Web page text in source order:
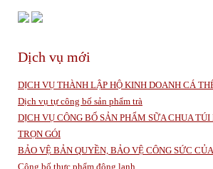
Dịch vụ mới
DỊCH VỤ THÀNH LẬP HỘ KINH DOANH CÁ
Dịch vụ tự công bố sản phẩm trà
DỊCH VỤ CÔNG BỐ SẢN PHẨM SỮA CHUA
TRỌN GÓI
BẢO VỆ BẢN QUYỀN, BẢO VỆ CÔNG SỨC
Công bố thực phẩm đông lạnh